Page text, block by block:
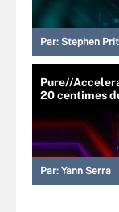
Par: Stephen
Pure//
20 centimes
Par: Yann Serra